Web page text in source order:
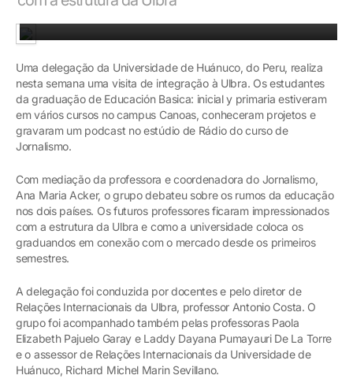
Uma delegação da Universidade de Huánuco, do Peru, realiza
nesta semana uma visita de integração à Ulbra. Os estudantes
da graduação de Educación Basica: inicial y primaria estiveram
em vários cursos no campus Canoas, conheceram projetos e
gravaram um podcast no estúdio de Rádio do curso de
Jornalismo.
Com mediação da professora e coordenadora do Jornalismo,
Ana Maria Acker, o grupo debateu sobre os rumos da educação
nos dois países. Os futuros professores ficaram impressionados
com a estrutura da Ulbra e como a universidade coloca os
graduandos em conexão com o mercado desde os primeiros
semestres.
A delegação foi conduzida por docentes e pelo diretor de
Relações Internacionais da Ulbra, professor Antonio Costa. O
grupo foi acompanhado também pelas professoras Paola
Elizabeth Pajuelo Garay e Laddy Dayana Pumayauri De La Torre
e o assessor de Relações Internacionais da Universidade de
Huánuco, Richard Michel Marin Sevillano.